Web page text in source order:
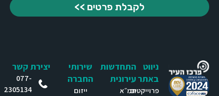
לקבלת פרטים >>
ניווט
באתר
פרוייקטים
התחדשות
עירונית
תמ״א
שירותי
החברה
ייזום
יצירת קשר
077-
2305134